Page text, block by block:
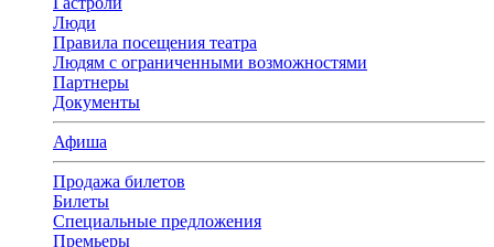
Люди
Правила посещения театра
Людям с ограниченными возможностями
Партнеры
Документы
Афиша
Продажа билетов
Билеты
Специальные предложения
Премьеры